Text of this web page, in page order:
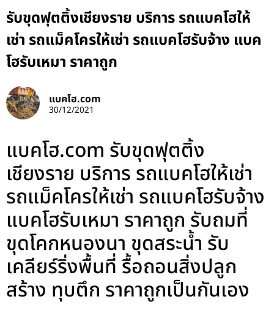
รับขุดฟุตติ้งเชียงราย บริการ รถแบคโฮให้
เช่า รถแม็คโครให้เช่า รถแบคโฮรับจ้าง แบค
โฮรับเหมา ราคาถูก
แบคโฮ.com
30/12/2021
แบคโฮ.com รับขุดฟุตติ้ง
เชียงราย บริการ รถแบคโฮให้เช่า
รถแม็คโครให้เช่า รถแบคโฮรับจ้าง
แบคโฮรับเหมา ราคาถูก รับถมที่
ขุดโคกหนองนา ขุดสระน้ำ รับ
เคลียร์ริ่งพื้นที่ รื้อถอนสิ่งปลูก
สร้าง ทุบตึก ราคาถูกเป็นกันเอง